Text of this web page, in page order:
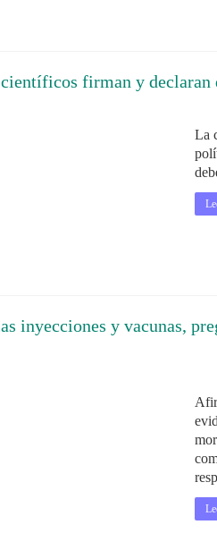
firman y
La
inyecciones y vacunas,